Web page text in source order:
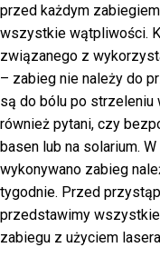
przed każdym
wszystkie wątpliwości.
związanego z
– zabieg nie należy do
są do bólu po strzeleniu
również pytani, czy
basen lub na solarium.
wykonywano zabieg
tygodnie. Przed
przedstawimy
zabiegu z użyciem